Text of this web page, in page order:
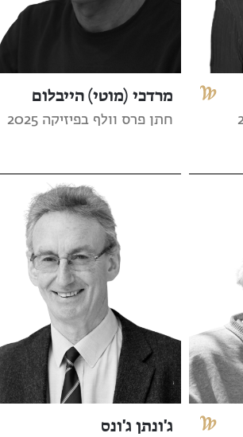
מרדכי (מוטי) הייבלום
חתן פרס וולף בפיזיקה 2025
ג'ונתן ג'ונס